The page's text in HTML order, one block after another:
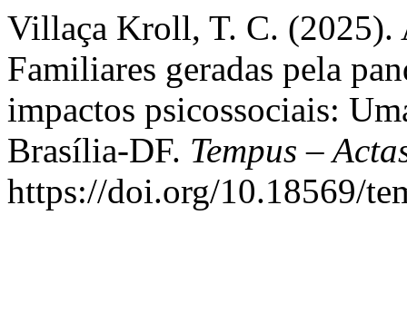
Villaça Kroll, T. C. (2025).
Familiares geradas pela
impactos psicossociais:
Brasília-DF. Tempus –
https://doi.org/10.18569/